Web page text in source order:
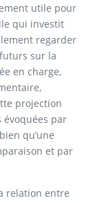
utile pour
qui investit
regarder
sur la
en charge,
projection
évoquées par
qu’une
et par
relation entre